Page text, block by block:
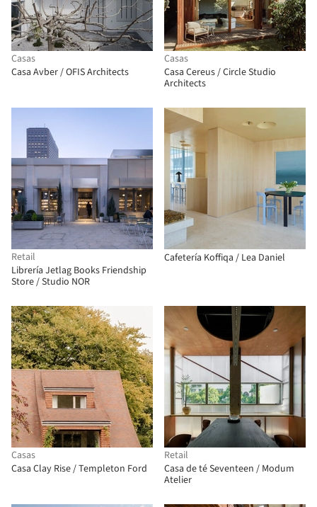
Casas
Casa Avber / OFIS Architects
Casas
Casa Cereus / Circle Studio
Architects
Retail
Librería Jetlag Books Friendship
Store / Studio NOR
Cafetería Koffiqa / Lea Daniel
Casas
Casa Clay Rise / Templeton Ford
Retail
Casa de té Seventeen / Modum
Atelier